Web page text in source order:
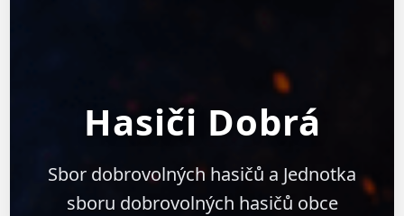
Hasiči Dobrá
Sbor dobrovolných hasičů a Jednotka
sboru dobrovolných hasičů obce